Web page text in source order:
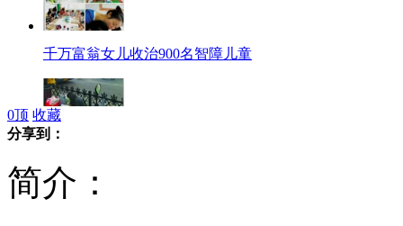
千万富翁女儿收治900名智障儿童
0顶 收藏
分享到：
简介：